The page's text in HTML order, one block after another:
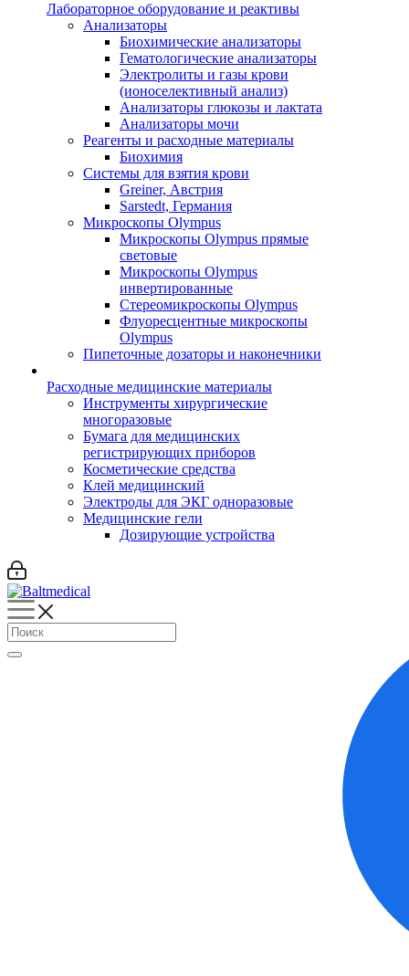
Лабораторное оборудование и реактивы
Анализаторы
Биохимические анализаторы
Гематологические анализаторы
Электролиты и газы крови
(ионоселективный анализ)
Анализаторы глюкозы и лактата
Анализаторы мочи
Реагенты и расходные материалы
Биохимия
Системы для взятия крови
Greiner, Австрия
Sarstedt, Германия
Микроскопы Olympus
Микроскопы Olympus прямые
световые
Микроскопы Olympus
инвертированные
Стереомикроскопы Olympus
Флуоресцентные микроскопы
Olympus
Пипеточные дозаторы и наконечники
Расходные медицинские материалы
Инструменты хирургические
многоразовые
Бумага для медицинских
регистрирующих приборов
Косметические средства
Клей медицинский
Электроды для ЭКГ одноразовые
Медицинские гели
Дозирующие устройства